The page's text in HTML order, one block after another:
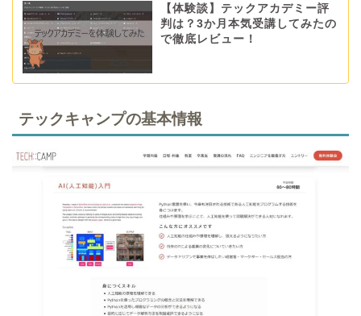
【体験談】テックアカデミー評
判は？3か月本気受講してみたの
で徹底レビュー！
テックキャンプの基本情報